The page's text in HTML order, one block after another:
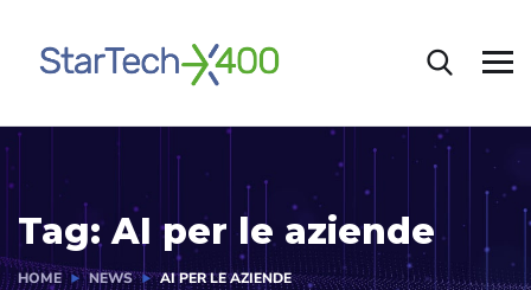
Tag:AI per le aziende
HOME NEWS AI PER LE AZIENDE